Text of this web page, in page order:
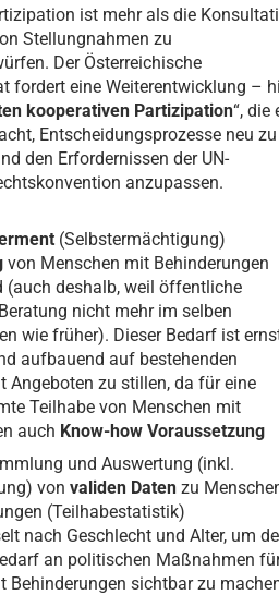
ist mehr als die
Stellungnahmen zu
Der Österreichische
fordert eine Weiterentwicklung –
kooperativen Partizipation“, die
Entscheidungsprozesse neu zu
den Erfordernissen der UN-
anzupassen.
(Selbstermächtigung)
von Menschen mit Behinderungen
(auch deshalb, weil öffentliche
nicht mehr im selben
wie früher). Dieser Bedarf ist
aufbauend auf bestehenden
Angeboten zu stillen, da für eine
Teilhabe von Menschen mit
auch Know-how Voraussetzung
und Auswertung (inkl.
von validen Daten zu
(Teilhabestatistik)
nach Geschlecht und Alter, um
an politischen Maßnahmen
Behinderungen sichtbar zu